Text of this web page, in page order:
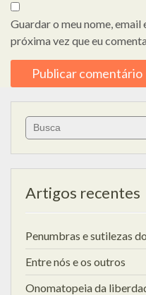
Guardar o meu nome, email
próxima vez que eu
Search
for:
Artigos recentes
Penumbras e sutilezas
Entre nós e os outros
Onomatopeia da